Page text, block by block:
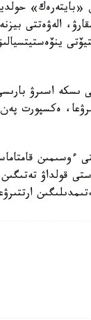
«بايتەرەك»
الەۋەتتى
ىسكە اسىرۋ
ەكسپورت پەن
قولداۋ